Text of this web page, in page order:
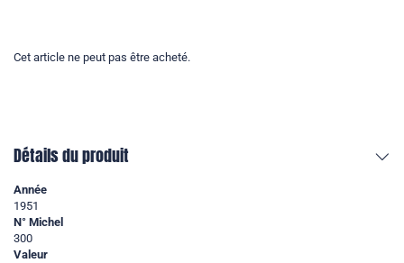
Cet article ne peut pas être acheté.
Détails du produit
Année
1951
N° Michel
300
Valeur